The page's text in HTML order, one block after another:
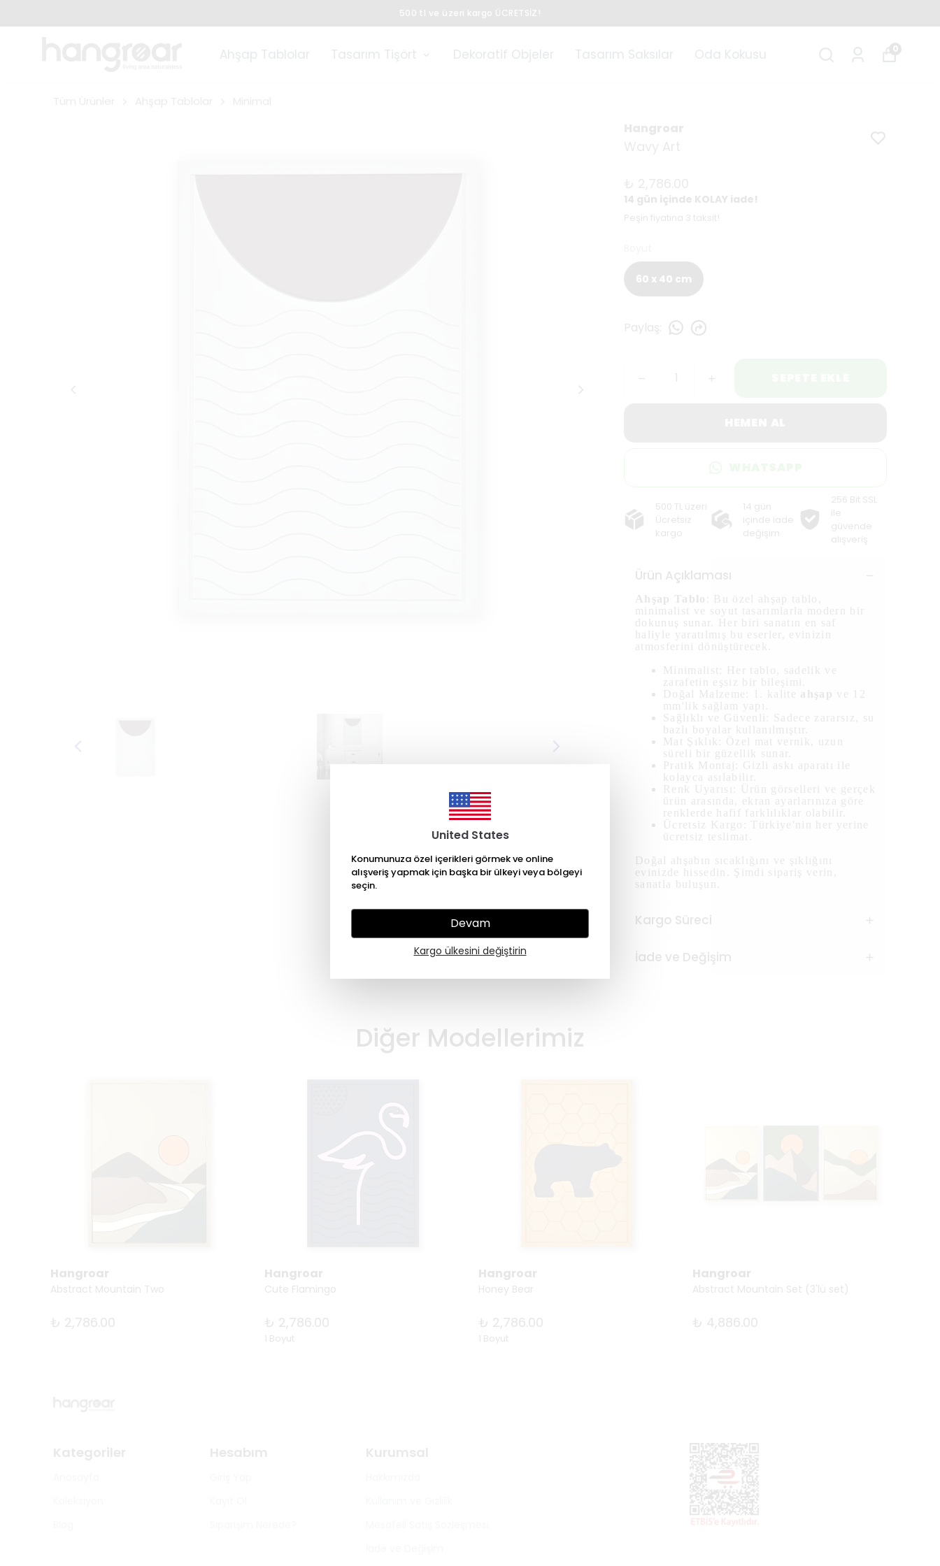
United States
Konumunuza özel içerikleri görmek ve online
alışveriş yapmak için başka bir ülkeyi veya bölgeyi
seçin.
Devam
Kargo ülkesini değiştirin
500 tl ve üzeri kargo ÜCRETSİZ!
Ahşap Tablolar Tasarım Tişört Dekoratif Objeler Tasarım Saksılar Oda Kokusu 0
14 gün içinde KOLAY iade!
Peşin fiyatına 3 taksit!
60 x 40 cm
Paylaş
500 TL üzeri
Ücretsiz
kargo
14 gün
içinde iade
değişim
256 Bit SSL
ile
güvende
alışveriş
Ürün Açıklaması
Ahşap Tablo
: Bu özel ahşap tablo,
minimalist ve soyut tasarımlarla modern bir
dokunuş sunar. Her biri sanatın en saf
haliyle yaratılmış bu eserler, evinizin
atmosferini dönüştürecek.
Minimalist: Her tablo, sadelik ve
zarafetin eşsiz bir bileşimi.
Doğal Malzeme: 1. kalite ahşap ve 12
mm'lik sağlam yapı.
Sağlıklı ve Güvenli: Sadece zararsız, su
bazlı boyalar kullanılmıştır.
Mat Şıklık: Özel mat vernik, uzun
süreli bir güzellik sunar.
Pratik Montaj: Gizli askı aparatı ile
kolayca asılabilir.
Renk Uyarısı: Ürün görselleri ve gerçek
ürün arasında, ekran ayarlarınıza göre
renklerde hafif farklılıklar olabilir.
Ücretsiz Kargo: Türkiye'nin her yerine
ücretsiz teslimat.
Doğal ahşabın sıcaklığını ve şıklığını
evinizde hissedin. Şimdi sipariş verin,
sanatla buluşun.
Kargo Süreci
İade ve Değişim
Diğer Modellerimiz
Hangroar
Abstract Mountain Two
₺ 2,786.00
Hangroar
Cute Flamingo
₺ 2,786.00
1 Boyut
Hangroar
Honey Bear
₺ 2,786.00
1 Boyut
Hangroar
Abstract Mountain Set (3'lü set)
₺ 4,886.00